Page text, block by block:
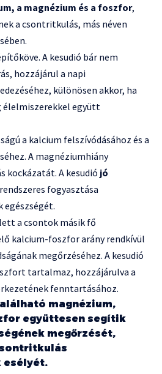
a magnézium és a foszfor,
a csontritkulás, más néven
A kesudió bár nem
hozzájárul a napi
különösen akkor, ha
élelmiszerekkel együtt
a kalcium felszívódásához és a
A magnéziumhiány
kockázatát. A kesudió jó
fogyasztása
a csontok másik fő
kalcium-foszfor arány rendkívül
megőrzéséhez. A kesudió
tartalmaz, hozzájárulva a
fenntartásához.
magnézium,
együttesen segítik
megőrzését,
esélyét.